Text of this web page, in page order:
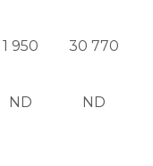
1 950 30 770
ND ND